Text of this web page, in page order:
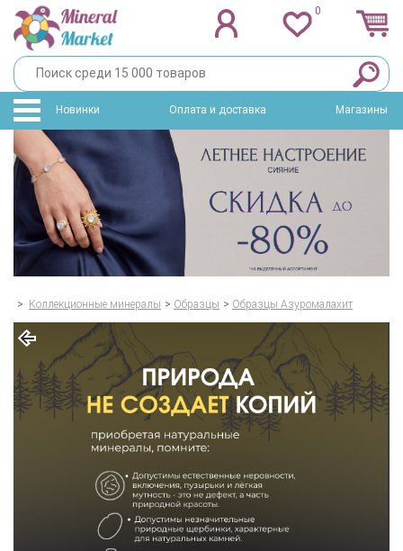
0
Новинки Оплата и доставка Магазины
> Коллекционные минералы > Образцы > Образцы Азуромалахит